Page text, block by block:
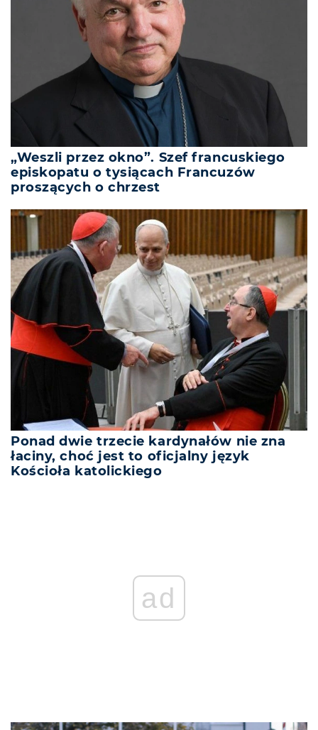
„Weszli przez okno”. Szef francuskiego
episkopatu o tysiącach Francuzów
proszących o chrzest
Ponad dwie trzecie kardynałów nie zna
łaciny, choć jest to oficjalny język
Kościoła katolickiego
ad